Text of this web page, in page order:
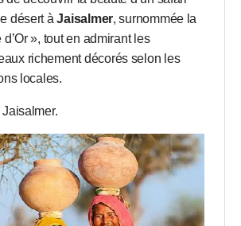
désert àJaisalmer, surnommée la
d’Or », tout en admirant les
richement décorés selon les
locales.
Jaisalmer.